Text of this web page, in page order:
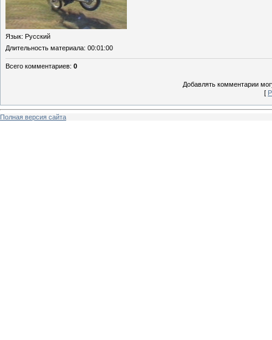
Язык: Русский
Длительность материала: 00:01:00
Всего комментариев: 0
Добавлять комментарии
[
Полная версия сайта